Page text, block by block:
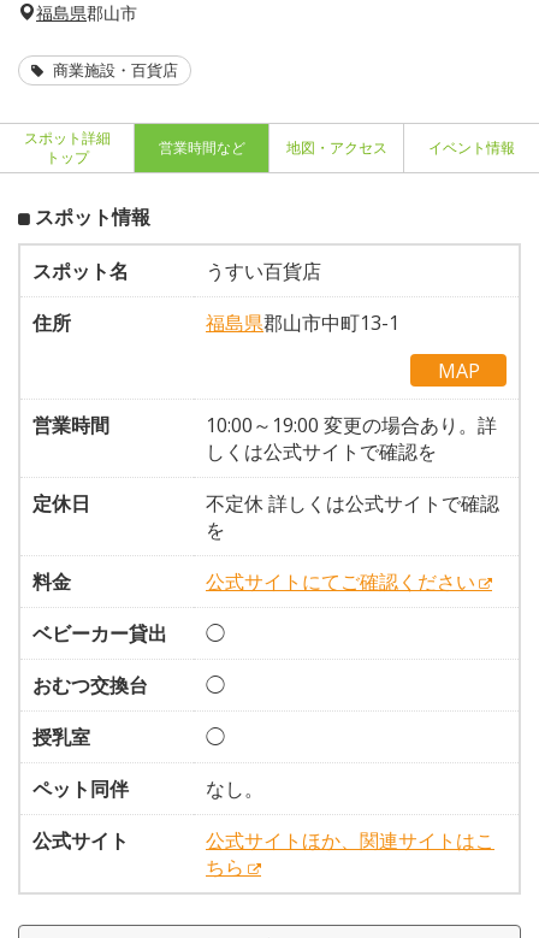
福島県郡山市
商業施設・百貨店
スポット詳細
トップ
営業時間など 地図・アクセス イベント情報
スポット情報
スポット名
うすい百貨店
住所
福島県郡山市中町13-1
MAP
営業時間
10:00～19:00 変更の場合あり。詳
しくは公式サイトで確認を
定休日
不定休 詳しくは公式サイトで確認
を
料金
公式サイトにてご確認ください
ベビーカー貸出
◯
おむつ交換台
◯
授乳室
◯
ペット同伴
なし。
公式サイト
公式サイトほか、関連サイトはこ
ちら